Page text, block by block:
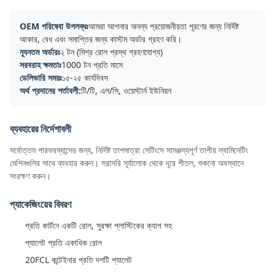
OEM পরিষেবা উপলব্ধঃআমরা আপনার অনন্য প্রয়োজনীয়তা পূরণের জন্য নির্দিষ্ট
আকার, বেধ এবং সমাপ্তির জন্য কাস্টম অর্ডার গ্রহণ করি।
ন্যূনতম অর্ডারঃ২ টন (মিশ্র রোল প্রস্থ গ্রহণযোগ্য)
সরবরাহ ক্ষমতাঃ1000 টন প্রতি মাসে
ডেলিভারি সময়ঃ১৫-২৫ কার্যদিবস
অর্থ প্রদানের শর্তাবলী:টি/টি, এল/সি, ওয়েস্টার্ন ইউনিয়ন
ব্যবহারের নির্দেশাবলী
সর্বোত্তম পারফরম্যান্সের জন্য, নির্দিষ্ট তাপমাত্রা সেটিংসে সামঞ্জস্যপূর্ণ তাপীয় ল্যামিনেটিং
মেশিনগুলির সাথে ব্যবহার করুন। সরাসরি সূর্যালোক থেকে দূরে শীতল, শুকনো অবস্থানে
সংরক্ষণ করুন।
প্যাকেজিংয়ের বিবরণ
প্রতি কার্টনে একটি রোল, সুরক্ষা প্লাস্টিকের ক্যাপ সহ
প্যালেট প্রতি একাধিক রোল
20FCL কন্টেইনার প্রতি দশটি প্যালেট